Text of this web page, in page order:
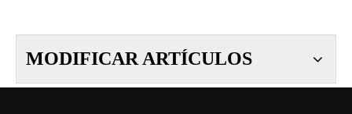
MODIFICAR ARTÍCULOS